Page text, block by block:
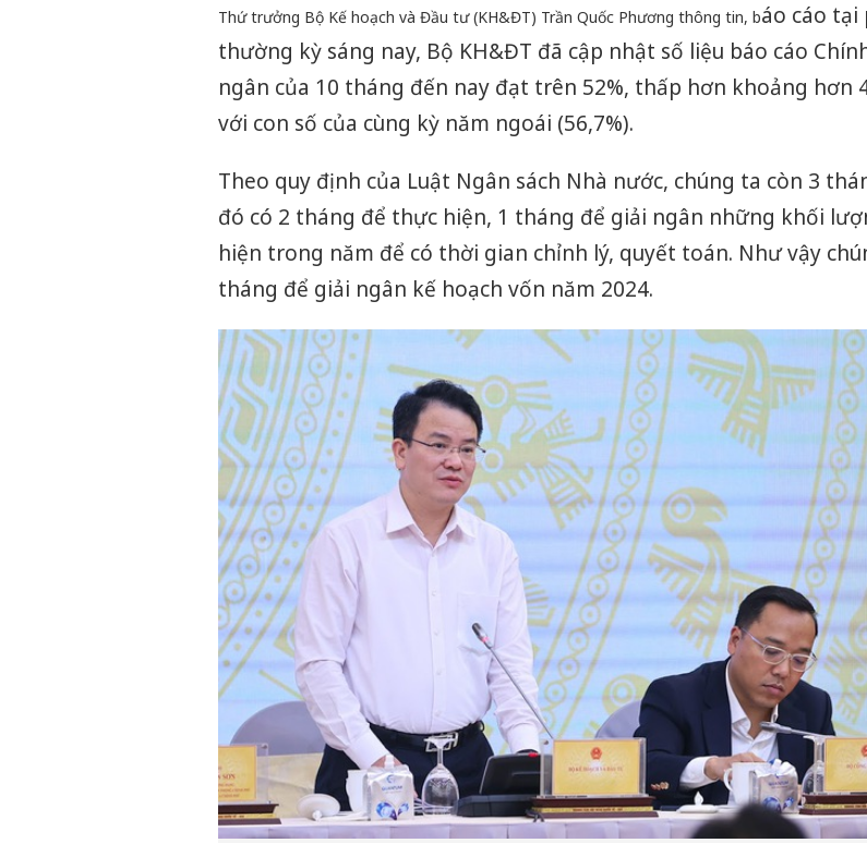
Thứ trưởng Bộ Kế hoạch và Đầu tư (KH&ĐT) Trần Quốc Phương thông tin, báo cáo tại
thường kỳ sáng nay, Bộ KH&ĐT đã cập nhật số liệu báo cáo
ngân của 10 tháng đến nay đạt trên 52%, thấp hơn khoảng hơn
với con số của cùng kỳ năm ngoái (56,7%).
Theo quy định của Luật Ngân sách Nhà nước, chúng ta còn 3
đó có 2 tháng để thực hiện, 1 tháng để giải ngân những khối
hiện trong năm để có thời gian chỉnh lý, quyết toán. Như vậy
tháng để giải ngân kế hoạch vốn năm 2024.